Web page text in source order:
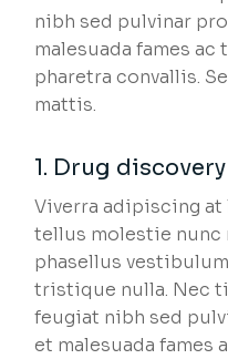
nibh sed pulvinar
malesuada fames ac
pharetra convallis.
mattis.
1. Drug discovery
Viverra adipiscing
tellus molestie nunc
phasellus
tristique nulla. Nec
feugiat nibh sed
et malesuada fames